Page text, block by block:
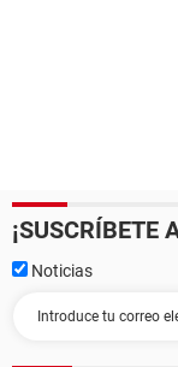
¡SUSCRÍBETE
Noticias